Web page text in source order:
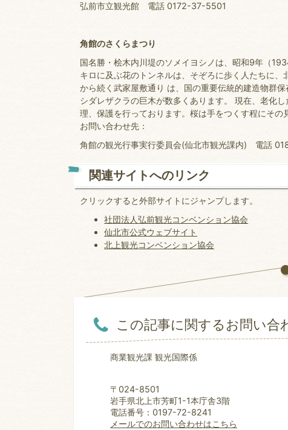
弘前市立観光館 電話 0172-37-5501
角館のさくらまつり
国名勝・桧木内川堤のソメイヨシノは、昭和9年（
キロに及ぶ花のトンネルは、そぞろに歩く人たちに
から続く武家屋敷通り は、国の重要伝統的建造物群
シダレザクラの巨木が数多くあります。 現在、老化
理、保護を行っております。桜は手をつくす程にそ
お問い合わせ先：
角館の観光行事実行委員会(仙北市観光課内) 電話
関連サイトへのリンク
クリックすると外部サイトにジャンプします。
社団法人弘前観光コンベンション協会
仙北市公式ウェブサイト
北上観光コンベンション協会
この記事に関するお問い合
商業観光課 観光国際係
〒024-8501
岩手県北上市芳町1-1本庁舎3階
電話番号：0197-72-8241
メールでのお問い合わせはこちら